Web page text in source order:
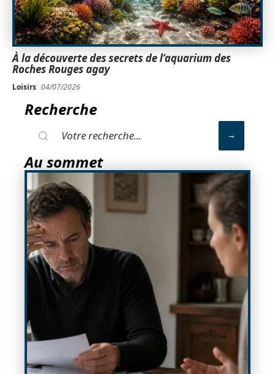
À la découverte des secrets de l’aquarium des
Roches Rouges agay
Loisirs 04/07/2026
Recherche
Au sommet